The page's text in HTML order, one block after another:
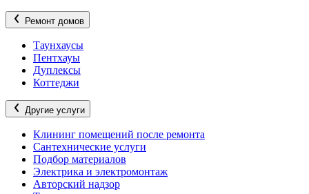
Ремонт домов
Таунхаусы
Пентхауы
Дуплексы
Коттеджи
Другие услуги
Клининг помещений после ремонта
Сантехнические услуги
Подбор материалов
Электрика и электромонтаж
Авторский надзор